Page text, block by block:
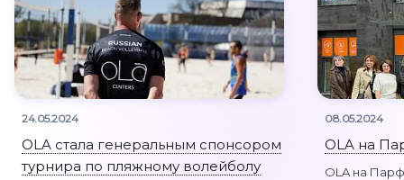
О нас Акции
Записаться
Позвонить +7 (812) 710 00 10
24.05.2024
OLA стала генеральным спонсором
турнира по пляжному волейболу
08.05.2024
OLA на
OLA на